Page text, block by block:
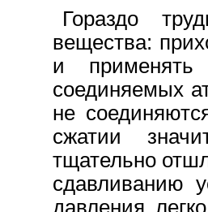
Гораздо
вещества:
и применять
соединяемых
не
сжатии
тщательно
сдавливанию
давления